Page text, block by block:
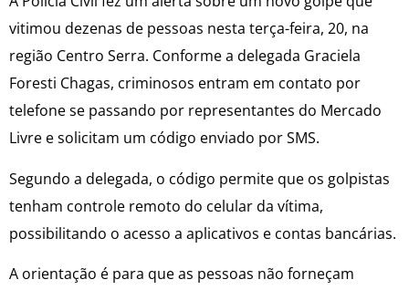
vitimou dezenas de pessoas nesta terça-feira, 20, na
região Centro Serra. Conforme a delegada Graciela
Foresti Chagas, criminosos entram em contato por
telefone se passando por representantes do Mercado
Livre e solicitam um código enviado por SMS.
Segundo a delegada, o código permite que os golpistas
tenham controle remoto do celular da vítima,
possibilitando o acesso a aplicativos e contas bancárias.
A orientação é para que as pessoas não forneçam